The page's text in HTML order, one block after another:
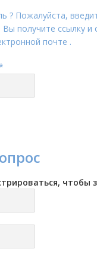
? Пожалуйста,
получите ссылку и
почте .
чтобы